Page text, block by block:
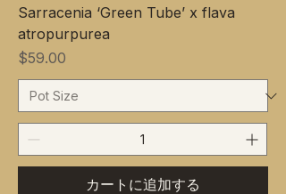
Sarracenia ‘Green Tube’ x flava
atropurpurea
価格
$59.00
カートに追加する